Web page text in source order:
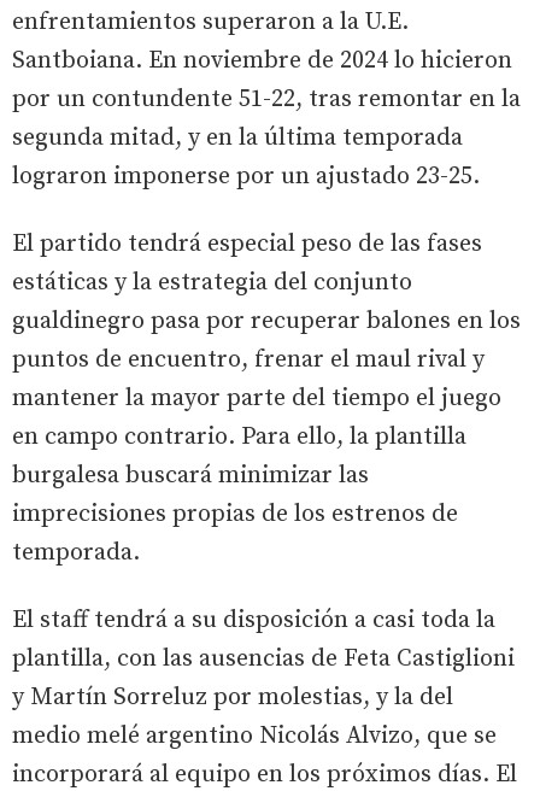
enfrentamientos superaron a la U.E.
Santboiana. En noviembre de 2024 lo hicieron
por un contundente 51-22, tras remontar en la
segunda mitad, y en la última temporada
lograron imponerse por un ajustado 23-25.
El partido tendrá especial peso de las fases
estáticas y la estrategia del conjunto
gualdinegro pasa por recuperar balones en los
puntos de encuentro, frenar el maul rival y
mantener la mayor parte del tiempo el juego
en campo contrario. Para ello, la plantilla
burgalesa buscará minimizar las
imprecisiones propias de los estrenos de
temporada.
El staff tendrá a su disposición a casi toda la
plantilla, con las ausencias de Feta Castiglioni
y Martín Sorreluz por molestias, y la del
medio melé argentino Nicolás Alvizo, que se
incorporará al equipo en los próximos días. El